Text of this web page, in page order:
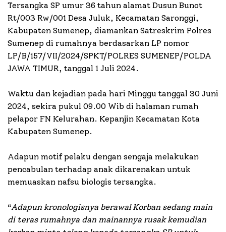
Tersangka SP umur 36 tahun alamat Dusun Bunot
Rt/003 Rw/001 Desa Juluk, Kecamatan Saronggi,
Kabupaten Sumenep, diamankan Satreskrim Polres
Sumenep di rumahnya berdasarkan LP nomor
LP/B/157/VII/2024/SPKT/POLRES SUMENEP/POLDA
JAWA TIMUR, tanggal 1 Juli 2024.
Waktu dan kejadian pada hari Minggu tanggal 30 Juni
2024, sekira pukul 09.00 Wib di halaman rumah
pelapor FN Kelurahan. Kepanjin Kecamatan Kota
Kabupaten Sumenep.
Adapun motif pelaku dengan sengaja melakukan
pencabulan terhadap anak dikarenakan untuk
memuaskan nafsu biologis tersangka.
“Adapun kronologisnya berawal Korban sedang main
di teras rumahnya dan mainannya rusak kemudian